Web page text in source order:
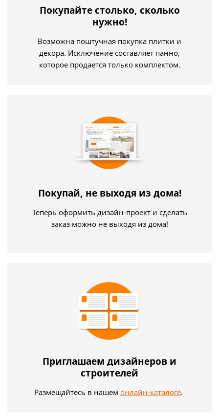
Покупайте столько, сколько
нужно!
Возможна поштучная покупка плитки и
декора. Исключение составляет панно,
которое продается только комплектом.
Покупай, не выходя из дома!
Теперь оформить дизайн-проект и сделать
заказ можно не выходя из дома!
Приглашаем дизайнеров и
строителей
Размещайтесь в нашем онлайн-каталоге.